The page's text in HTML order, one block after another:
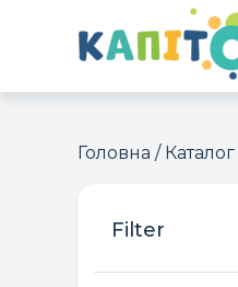
Головна / Каталог